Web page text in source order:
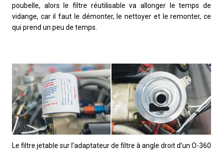
poubelle, alors le filtre réutilisable va allonger le temps de
vidange, car il faut le démonter, le nettoyer et le remonter, ce
qui prend un peu de temps.
Le filtre jetable sur l’adaptateur de filtre à angle droit d’un O-360